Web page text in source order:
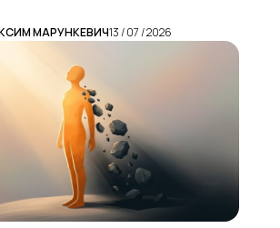
МАРУНКЕВИЧ13 / 07 / 2026